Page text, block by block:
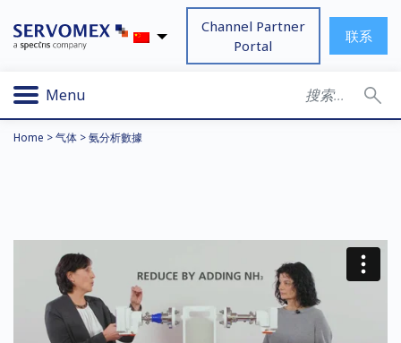
Channel Partner
Portal
联系
Menu
Home >气体 >氨分析數據